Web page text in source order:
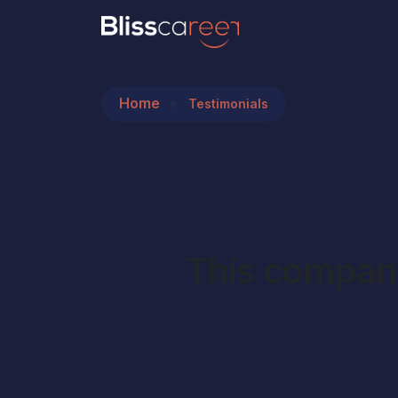
This company use Uptime to launch landing
Home Testimonials